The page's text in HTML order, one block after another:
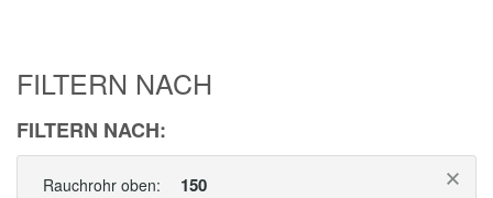
FILTERN NACH
FILTERN NACH:
Rauchrohr oben: 150